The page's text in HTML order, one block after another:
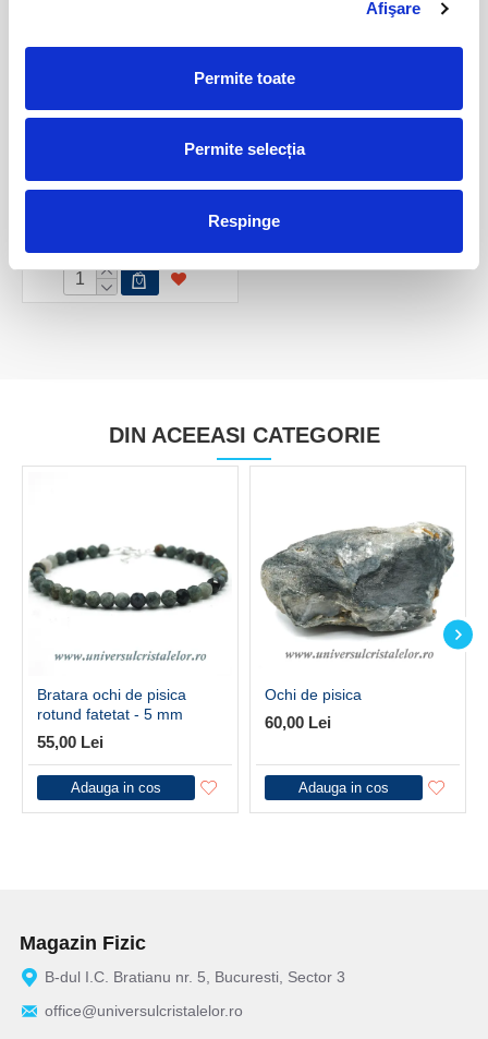
Afişare
Permite toate
Permite selecția
Respinge
DIN ACEEASI CATEGORIE
Bratara ochi de pisica
rotund fatetat - 5 mm
55,00 Lei
Adauga in cos
Ochi de pisica
60,00 Lei
Adauga in cos
Magazin Fizic
B-dul I.C. Bratianu nr. 5, Bucuresti, Sector 3
office@universulcristalelor.ro